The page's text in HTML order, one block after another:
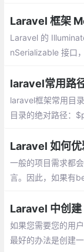
助到用到PayPal的
Laravel 框架
Laravel 的
nSerializable 接口
laravel常用路
laravel框架常用目
目录的绝对路径：
(\\\'Http/
Laravel 如何优
一般的项目需求都
言。因此，如果有
如果您需要您的用
最好的办法是创建